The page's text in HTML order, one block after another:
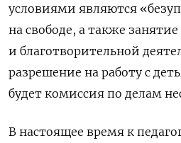
условиями являются
на свободе, а также
и благотворительной
разрешение на работу с
будет комиссия по делам
В настоящее время к